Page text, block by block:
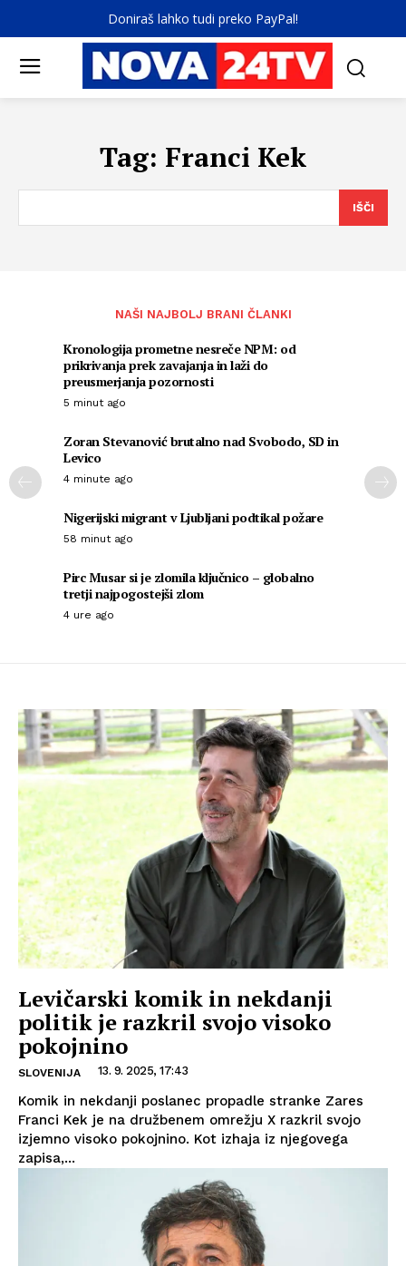
Doniraš lahko tudi preko PayPal!
Tag: Franci Kek
IŠČI
NAŠI NAJBOLJ BRANI ČLANKI
Kronologija prometne nesreče NPM: od
prikrivanja prek zavajanja in laži do
preusmerjanja pozornosti
5 minut ago
Zoran Stevanović brutalno nad Svobodo, SD in
Levico
4 minute ago
Nigerijski migrant v Ljubljani podtikal požare
58 minut ago
Pirc Musar si je zlomila ključnico – globalno
tretji najpogostejši zlom
4 ure ago
Levičarski komik in nekdanji
politik je razkril svojo visoko
pokojnino
SLOVENIJA 13. 9. 2025, 17:43
Komik in nekdanji poslanec propadle stranke Zares
Franci Kek je na družbenem omrežju X razkril svojo
izjemno visoko pokojnino. Kot izhaja iz njegovega
zapisa,...